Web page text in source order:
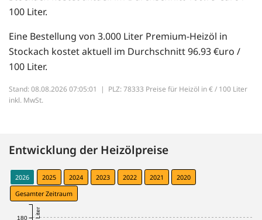
100 Liter.
Eine Bestellung von 3.000 Liter Premium-Heizöl in
Stockach kostet aktuell im Durchschnitt 96.93 €uro /
100 Liter.
Stand: 08.08.2026 07:05:01 | PLZ: 78333 Preise für Heizöl in € / 100 Liter
inkl. MwSt.
Entwicklung der Heizölpreise
2026 2025 2024 2023 2022 2021
2020
Gesamter Zeitraum
180